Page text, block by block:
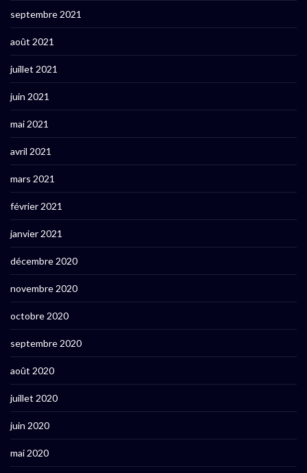
septembre 2021
août 2021
juillet 2021
juin 2021
mai 2021
avril 2021
mars 2021
février 2021
janvier 2021
décembre 2020
novembre 2020
octobre 2020
septembre 2020
août 2020
juillet 2020
juin 2020
mai 2020